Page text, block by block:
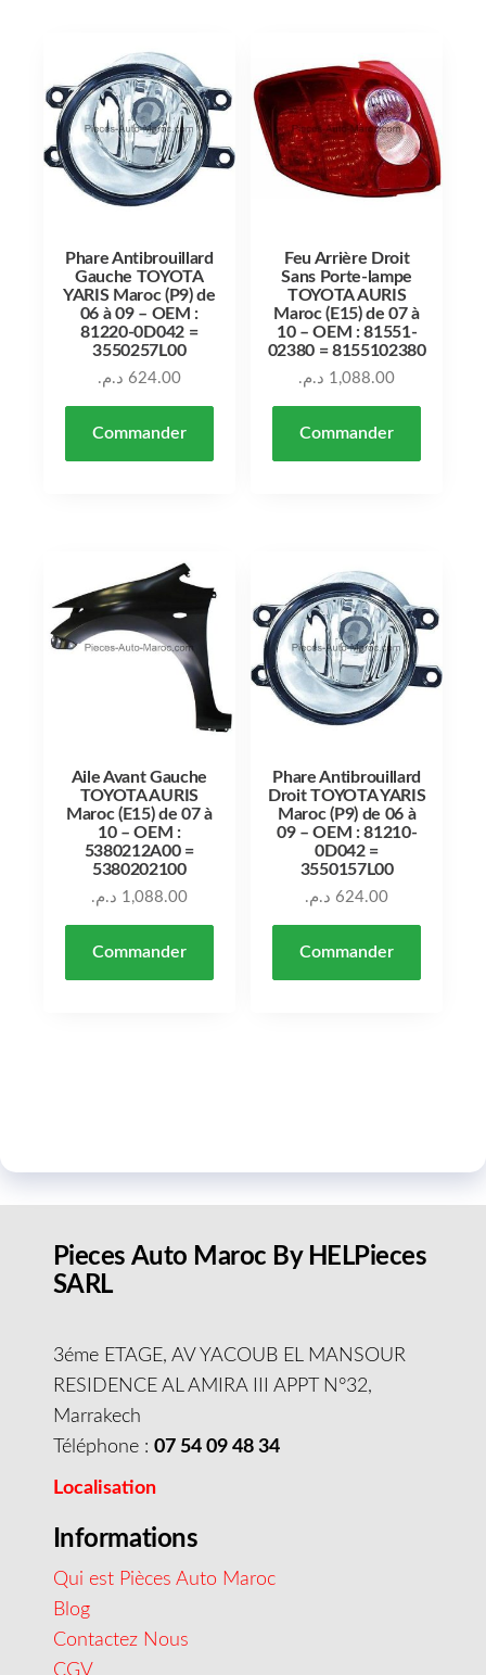
Phare Antibrouillard
Gauche TOYOTA
YARIS Maroc (P9) de
06 à 09 – OEM :
81220-0D042 =
3550257L00
624.00 د.م.
Commander
Feu Arrière Droit
Sans Porte-lampe
TOYOTA AURIS
Maroc (E15) de 07 à
10 – OEM : 81551-
02380 = 8155102380
1,088.00 د.م.
Commander
Aile Avant Gauche
TOYOTA AURIS
Maroc (E15) de 07 à
10 – OEM :
5380212A00 =
5380202100
1,088.00 د.م.
Commander
Phare Antibrouillard
Droit TOYOTA YARIS
Maroc (P9) de 06 à
09 – OEM : 81210-
0D042 =
3550157L00
624.00 د.م.
Commander
Pieces Auto Maroc By HELPieces
SARL
3éme ETAGE, AV YACOUB EL MANSOUR
RESIDENCE AL AMIRA III APPT N°32,
Marrakech
Téléphone : 07 54 09 48 34
Localisation
Informations
Qui est Pièces Auto Maroc
Blog
Contactez Nous
CGV